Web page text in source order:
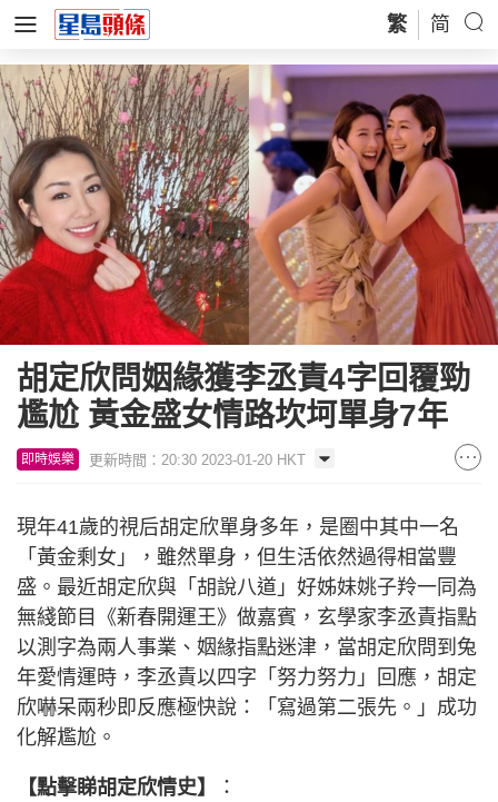
繁 简
胡定欣問姻緣獲李丞責4字回覆勁
尷尬 黃金盛女情路坎坷單身7年
即時娛樂 更新時間：20:30 2023-01-20 HKT
現年41歲的視后胡定欣單身多年，是圈中其中一名
「黃金剩女」，雖然單身，但生活依然過得相當豐
盛。最近胡定欣與「胡說八道」好姊妹姚子羚一同為
無綫節目《新春開運王》做嘉賓，玄學家李丞責指點
以測字為兩人事業、姻緣指點迷津，當胡定欣問到兔
年愛情運時，李丞責以四字「努力努力」回應，胡定
欣嚇呆兩秒即反應極快說：「寫過第二張先。」成功
化解尷尬。
【點擊睇胡定欣情史】 ：